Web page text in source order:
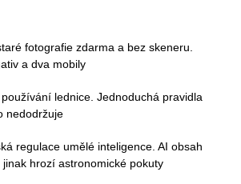
fotografie zdarma a bez skeneru.
a dva mobily
lednice. Jednoduchá pravidla
nedodržuje
regulace umělé inteligence. AI obsah
hrozí astronomické pokuty